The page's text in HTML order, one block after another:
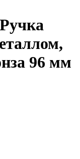
96 мм